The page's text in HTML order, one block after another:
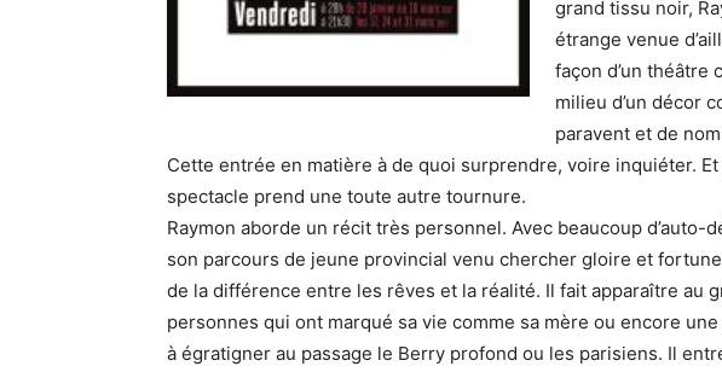
grand tissu noir,
étrange venue
façon d’un théâtre
milieu d’un décor
paravent et de
Cette entrée en matière à de quoi surprendre, voire inquiéter.
spectacle prend une toute autre tournure.
Raymon aborde un récit très personnel. Avec beaucoup d’auto-
son parcours de jeune provincial venu chercher gloire et
de la différence entre les rêves et la réalité. Il fait apparaître au
personnes qui ont marqué sa vie comme sa mère ou encore une
à égratigner au passage le Berry profond ou les parisiens. Il